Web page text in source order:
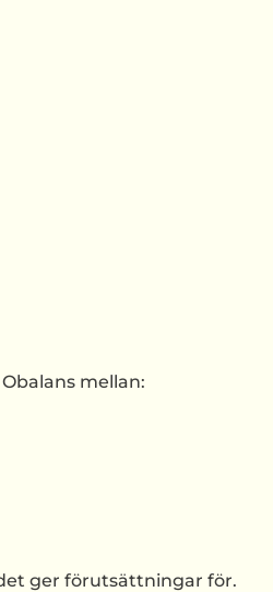
mellan:
ger förutsättningar för.